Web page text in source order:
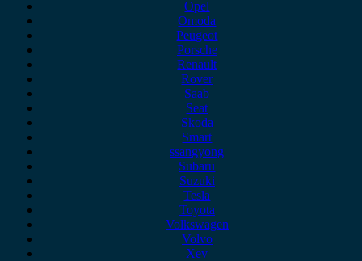
Opel
Omoda
Peugeot
Porsche
Renault
Rover
Saab
Seat
Skoda
Smart
ssangyong
Subaru
Suzuki
Tesla
Toyota
Volkswagen
Volvo
Xev